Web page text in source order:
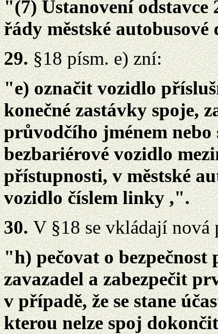
"(7) Ustanovení odstavce
řády městské
29.§18 písm. e) zní:
"e) označit vozidlo
konečné zastávky spoje,
průvodčího jménem
bezbariérové vozidlo
přístupnosti, v městské
vozidlo číslem linky ,".
30.V §18 se vkládají nová
"h) pečovat o
zavazadel a zabezpečit
v případě, že se stane
kterou nelze spoj